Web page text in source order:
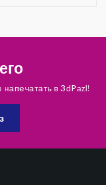
в 3dPazl!